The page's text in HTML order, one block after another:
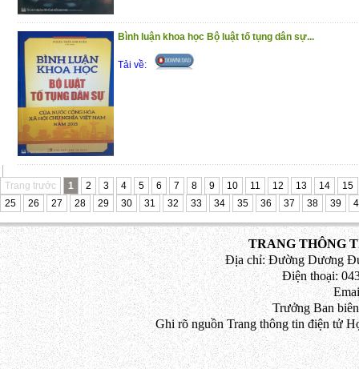
Bình luận khoa học Bộ luật tố tụng dân sự...
Tải về:
Trang trước 1 2 3 4 5 6 7 8 9 10 11 12 13 14
15
25
26 27 28 29 30 31 32 33 34 35 36 37 38 39
TRANG THÔNG
Địa chỉ: Đường Dương
Điện thoại:
Trưởng Ban
Ghi rõ nguồn Trang thông tin điện tử